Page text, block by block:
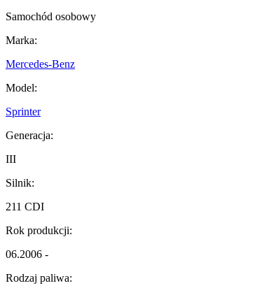
Samochód osobowy
Marka:
Mercedes-Benz
Model:
Sprinter
Generacja:
III
Silnik:
211 CDI
Rok produkcji:
06.2006 -
Rodzaj paliwa: